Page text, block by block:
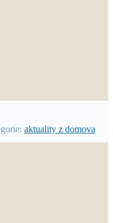
aktuality z domova